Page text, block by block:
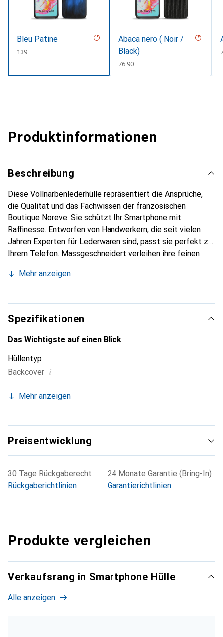
Bleu Patine
CHF
139.–
Abaca nero ( Noir /
Black)
CHF
76.90
Produktinformationen
Beschreibung
Diese Vollnarbenlederhülle repräsentiert die Ansprüche,
die Qualität und das Fachwissen der französischen
Boutique Noreve. Sie schützt Ihr Smartphone mit
Raffinesse. Entworfen von Handwerkern, die seit vielen
Jahren Experten für Lederwaren sind, passt sie perfekt zu
Ihrem Telefon. Massgeschneidert verleihen ihre feinen
und unverzichtbaren Accessoire für Ihr Smartphone.
die Marke Noreve eine sichere Wahl für eine
anspruchsvolle Kundschaft.
Mehr anzeigen
Spezifikationen
Das Wichtigste auf einen Blick
Hüllentyp
Backcover i
Mehr anzeigen
Preisentwicklung
30 Tage Rückgaberecht
Rückgaberichtlinien
24 Monate Garantie (Bring-In)
Garantierichtlinien
Produkte vergleichen
Verkaufsrang in Smartphone Hülle
Alle anzeigen